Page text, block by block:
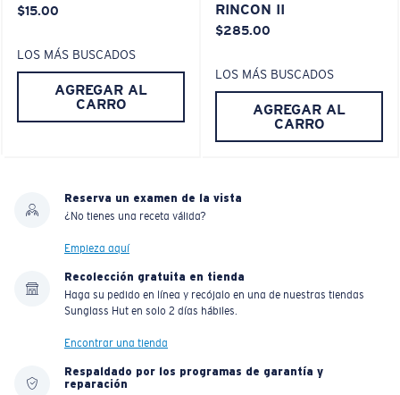
$15.00
LOS MÁS BUSCADOS
AGREGAR AL
CARRO
RINCON II
$285.00
LOS MÁS BUSCADOS
AGREGAR AL
CARRO
Reserva un examen de la vista
¿No tienes una receta válida?
Empieza aquí
Recolección gratuita en tienda
Haga su pedido en línea y recójalo en una de nuestras tiendas
Sunglass Hut en solo 2 días hábiles.
Encontrar una tienda
Respaldado por los programas de garantía y
reparación